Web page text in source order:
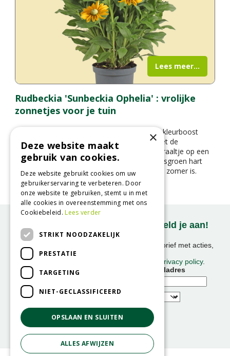
Rudbeckia 'Sunbeckia Ophelia' : vrolijke
zonnetjes voor je tuin
Op zoek naar een plant die je tuin een flinke kleurboost
geeft in de zomer en herfst? Maak kennis met de
Rudbeckia ‘Sunbeckia Ophelia’ – een zonnestraaltje op een
steel. Met haar knalgele bloemblaadjes en frisgroen hart
fleurt ze elke border of pot op alsof het altijd zomer is.
Lees meer...
Onze nieuwsbrief ontvangen? Meld je aan!
Ontvang ongeveer 1x per week onze nieuwsbrief met acties,
We slaan uw gegevens op conform onze
privacy policy.
Voornaam
E-mailadres
×
Deze website maakt
gebruik van cookies.
Deze website gebruikt cookies om uw
gebruikerservaring te verbeteren. Door
onze website te gebruiken, stemt u in met
alle cookies in overeenstemming met ons
Cookiebeleid.Lees verder
STRIKT NOODZAKELIJK
PRESTATIE
TARGETING
NIET-GECLASSIFICEERD
OPSLAAN EN SLUITEN
ALLES AFWIJZEN